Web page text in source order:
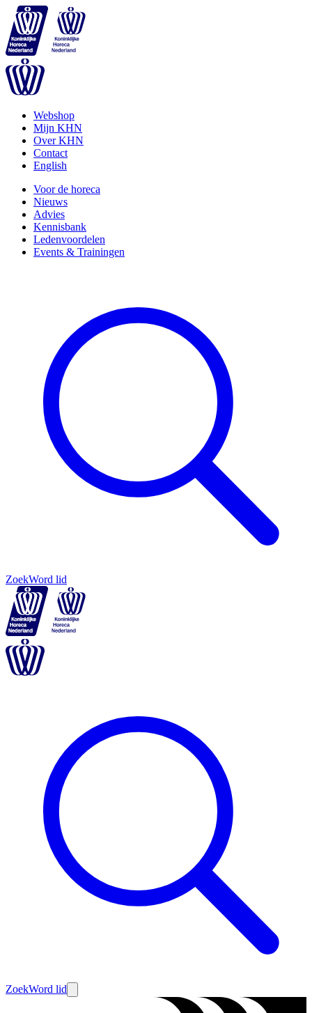
Webshop
Mijn KHN
Over KHN
Contact
English
Voor de horeca
Nieuws
Advies
Kennisbank
Ledenvoordelen
Events & Trainingen
ZoekWord lid
ZoekWord lid